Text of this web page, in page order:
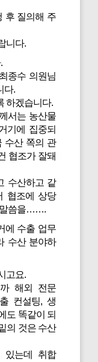
후 질의해 주
니다.
종수 의원님
다.
하겠습니다.
서는 농산물
기에 집중되
수산 쪽의 관
협조가 잘돼
수산하고 같
협조에 상당
말씀을…….
에 수출 업무
수산 분야하
고요.
해외 전문
컨설팅, 생
도 똑같이 되
의 것은 수산
있는데 취합